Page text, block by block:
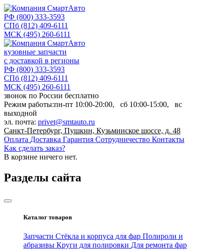
РФ (800) 333-3593
СПб (812) 409-6111
МСК (495) 260-6111
кузовные запчасти
с доставкой в регионы
РФ (800) 333-3593
СПб (812) 409-6111
МСК (495) 260-6111
звонок по России бесплатно
Режим работы:пн-пт 10:00-20:00, сб 10:00-15:00, вс
выходной
эл. почта: privet@smtauto.ru
Санкт-Петербург, Пушкин, Кузьминское шоссе, д. 48
Оплата Доставка Гарантия Сотрудничество Контакты
Как сделать заказ?
В корзине ничего нет.
Разделы сайта
Каталог товаров
Запчасти Стёкла и корпуса для фар Полироли и
абразивы Круги для полировки Для ремонта фар